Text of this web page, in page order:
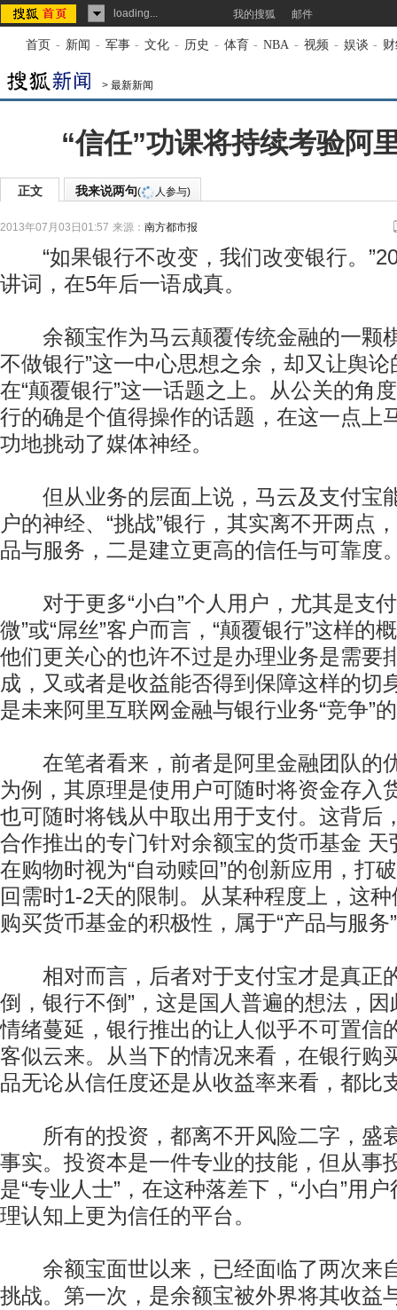
loading... 我的搜狐 邮件
首页 - 新闻 - 军事 - 文化 - 历史 - 体育 - NBA - 视频 - 娱谈 -
> 最新新闻
“信任”功课将持续考验阿
正文 我来说两句( 人参与)
2013年07月03日01:57 来源： 南方都市报
“如果银行不改变，我们改变银行。
讲词，在5年后一语成真。
余额宝作为马云颠覆传统金融的一颗
不做银行”这一中心思想之余，却又让舆
在“颠覆银行”这一话题之上。从公关的角
行的确是个值得操作的话题，在这一点上
功地挑动了媒体神经。
但从业务的层面上说，马云及支付宝
户的神经、“挑战”银行，其实离不开两点
品与服务，二是建立更高的信任与可靠度
对于更多“小白”个人用户，尤其是支付
微”或“屌丝”客户而言，“颠覆银行”这样的
他们更关心的也许不过是办理业务是需要
成，又或者是收益能否得到保障这样的切
是未来阿里互联网金融与银行业务“竞争”
在笔者看来，前者是阿里金融团队的
为例，其原理是使用户可随时将资金存入
也可随时将钱从中取出用于支付。这背后
合作推出的专门针对余额宝的货币基金 天
在购物时视为“自动赎回”的创新应用，打
回需时1-2天的限制。从某种程度上，这
购买货币基金的积极性，属于“产品与服务
相对而言，后者对于支付宝才是真正
倒，银行不倒”，这是国人普遍的想法，
情绪蔓延，银行推出的让人似乎不可置信
客似云来。从当下的情况来看，在银行购
品无论从信任度还是从收益率来看，都比
所有的投资，都离不开风险二字，盛
事实。投资本是一件专业的技能，但从事
是“专业人士”，在这种落差下，“小白”用
理认知上更为信任的平台。
余额宝面世以来，已经面临了两次来自
挑战。第一次，是余额宝被外界将其收益